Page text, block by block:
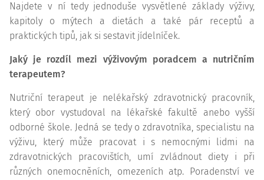
Najdete v ní tedy jednoduše vysvětlené základy výživy,
kapitoly o mýtech a dietách a také pár receptů a
praktických tipů, jak si sestavit jídelníček.
Jaký je rozdíl mezi výživovým poradcem a nutričním
terapeutem?
Nutriční terapeut je nelékařský zdravotnický pracovník,
který obor vystudoval na lékařské fakultě anebo vyšší
odborné škole. Jedná se tedy o zdravotníka, specialistu na
výživu, který může pracovat i s nemocnými lidmi na
zdravotnických pracovištích, umí zvládnout diety i při
různých onemocněních, omezeních atp. Poradenství ve